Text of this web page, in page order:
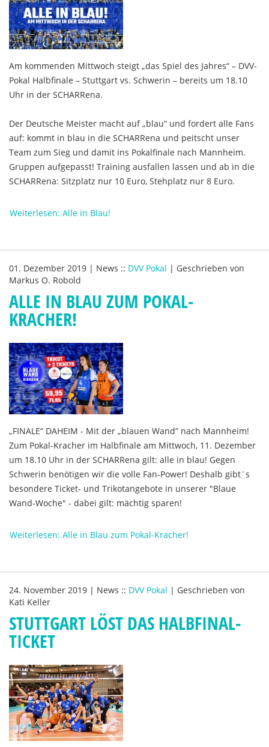
Am kommenden Mittwoch steigt „das Spiel des Jahres“ – DVV-
Pokal Halbfinale – Stuttgart vs. Schwerin – bereits um 18.10
Uhr in der SCHARRena.
Der Deutsche Meister macht auf „blau“ und fordert alle Fans
auf: kommt in blau in die SCHARRena und peitscht unser
Team zum Sieg und damit ins Pokalfinale nach Mannheim.
Gruppen aufgepasst! Training ausfallen lassen und ab in die
SCHARRena: Sitzplatz nur 10 Euro, Stehplatz nur 8 Euro.
Weiterlesen: Alle in Blau!
01. Dezember 2019 | News :: DVV Pokal | Geschrieben von
Markus O. Robold
ALLE IN BLAU ZUM POKAL-
KRACHER!
„FINALE“ DAHEIM - Mit der „blauen Wand“ nach Mannheim!
Zum Pokal-Kracher im Halbfinale am Mittwoch, 11. Dezember
um 18.10 Uhr in der SCHARRena gilt: alle in blau! Gegen
Schwerin benötigen wir die volle Fan-Power! Deshalb gibt´s
besondere Ticket- und Trikotangebote in unserer "Blaue
Wand-Woche" - dabei gilt: mächtig sparen!
Weiterlesen: Alle in Blau zum Pokal-Kracher!
24. November 2019 | News :: DVV Pokal | Geschrieben von
Kati Keller
STUTTGART LÖST DAS HALBFINAL-
TICKET